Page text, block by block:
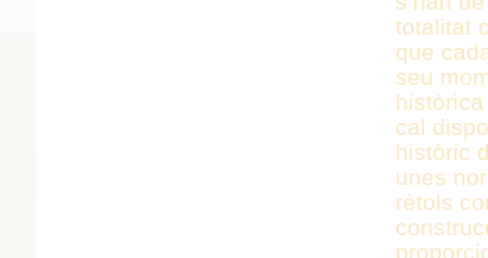
totalitat
que
seu
cal
històric
unes
rètols